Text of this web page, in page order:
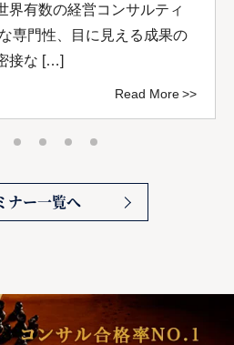
界有数の経営コンサルティ
専門性、目に見える成果の
接な […]
Read More
ナー一覧へ